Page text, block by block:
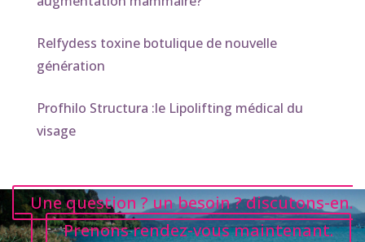
Relfydess toxine botulique de nouvelle
génération
Profhilo Structura :le Lipolifting médical du
visage
Une question ? un besoin ? discutons-en.
Prenons rendez-vous maintenant.